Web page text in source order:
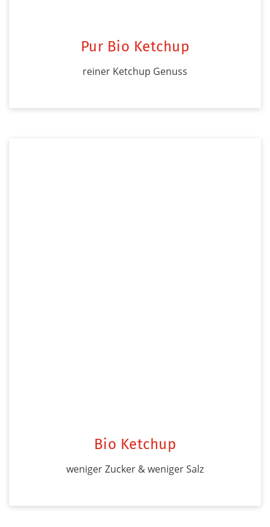
Pur Bio Ketchup
reiner Ketchup Genuss
Bio Ketchup
weniger Zucker & weniger Salz